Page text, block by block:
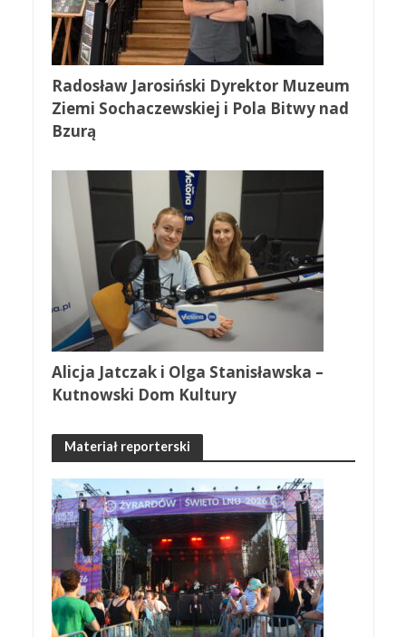
Radosław Jarosiński Dyrektor Muzeum
Ziemi Sochaczewskiej i Pola Bitwy nad
Bzurą
Alicja Jatczak i Olga Stanisławska –
Kutnowski Dom Kultury
Materiał reporterski